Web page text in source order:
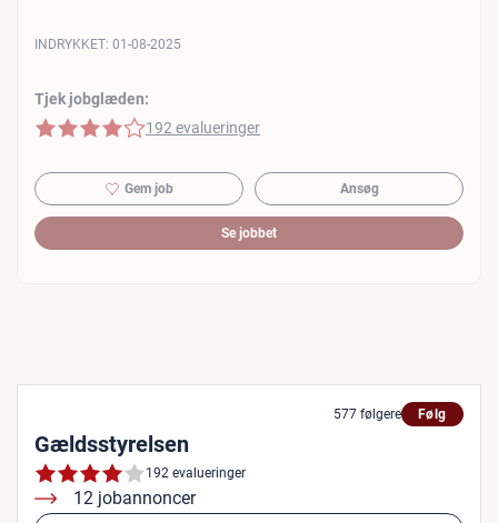
Tjek jobglæden:
4 af 5 stjerner
192 evalueringer
INDRYKKET: 01-08-2025
Gem job Ansøg
Se jobbet
577 følgere Følg
Gældsstyrelsen
192 evalueringer
12 jobannoncer